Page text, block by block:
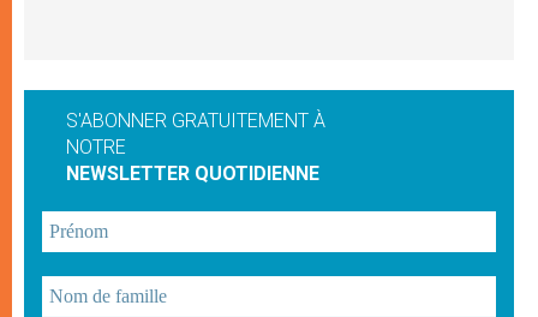
S'ABONNER GRATUITEMENT À
NOTRE
NEWSLETTER QUOTIDIENNE